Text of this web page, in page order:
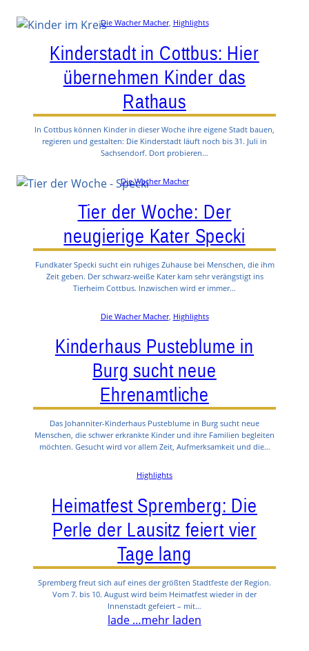
Die Wacher Macher, Highlights
Kinderstadt in Cottbus: Hier
übernehmen Kinder das
Rathaus
In Cottbus können Kinder in dieser Woche ihre eigene Stadt bauen,
regieren und gestalten: Die Kinderstadt läuft noch bis 31. Juli in
Sachsendorf. Dort probieren…
Die Wacher Macher
Tier der Woche: Der
neugierige Kater Specki
Fundkater Specki sucht ein ruhiges Zuhause bei Menschen, die ihm
Zeit geben. Der schwarz-weiße Kater kam sehr verängstigt ins
Tierheim Cottbus. Inzwischen wird er immer…
Die Wacher Macher, Highlights
Kinderhaus Pusteblume in
Burg sucht neue
Ehrenamtliche
Das Johanniter-Kinderhaus Pusteblume in Burg sucht neue
Menschen, die schwer erkrankte Kinder und ihre Familien begleiten
möchten. Gesucht wird vor allem Zeit, Aufmerksamkeit und die…
Highlights
Heimatfest Spremberg: Die
Perle der Lausitz feiert vier
Tage lang
Spremberg freut sich auf eines der größten Stadtfeste der Region.
Vom 7. bis 10. August wird beim Heimatfest wieder in der
Innenstadt gefeiert – mit…
lade …mehr laden